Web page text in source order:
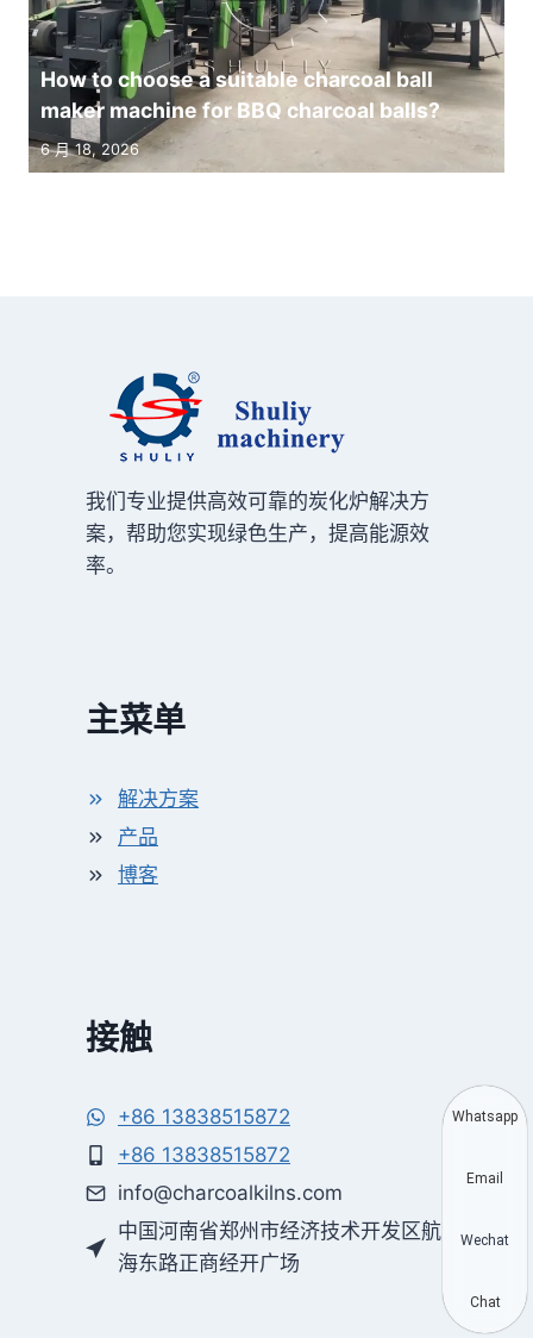
How to choose a suitable charcoal ball
maker machine for BBQ charcoal balls?
6 月 18, 2026
我们专业提供高效可靠的炭化炉解决方
案，帮助您实现绿色生产，提高能源效
率。
主菜单
解决方案
产品
博客
接触
+86 13838515872
+86 13838515872
info@charcoalkilns.com
中国河南省郑州市经济技术开发区航
海东路正商经开广场
Whatsapp
Email
Wechat
Chat